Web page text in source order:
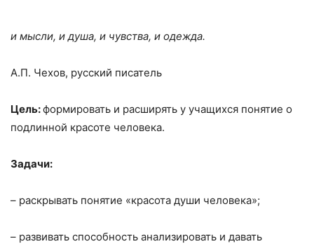
и мысли, и душа, и чувства, и одежда.
А.П. Чехов, русский писатель
Цель:формировать и расширять у учащихся понятие о
подлинной красоте человека.
Задачи:
– раскрывать понятие «красота души человека»;
– развивать способность анализировать и давать